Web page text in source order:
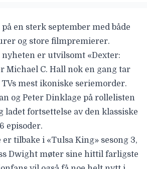
en sterk september med både
og store filmpremierer.
nyheten er utvilsomt «Dexter:
Michael C. Hall nok en gang tar
mest ikoniske seriemorder.
og Peter Dinklage på rollelisten
ladet fortsettelse av den klassiske
episoder.
er tilbake i «Tulsa King» sesong 3,
Dwight møter sine hittil farligste